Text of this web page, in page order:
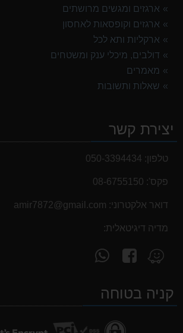
ארגזים ומגשים מרושתים
ארגזים וקופסאות לאחסון
ארקליות ותא לכל
דולבים, מיכלי ענק ומשטחים
מאמרים
שאלות ותשובות
יצירת קשר
טלפון: 050-3394434
פקס': 08-6755150
דואר אלקטרוני: ‫amir7872@gmail.com‬
מדיה דיגיטאלית:
מצא
אותנו
Waze
עקוב
אחרינו
facebookקניה בטוחה